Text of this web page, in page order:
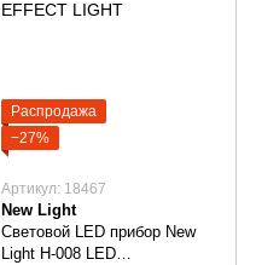
Распродажа
−27%
Артикул: 18467
New Light
Световой LED прибор New
Light H-008 LED